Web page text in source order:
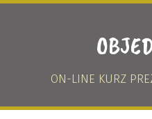
ON-LINE KURZ